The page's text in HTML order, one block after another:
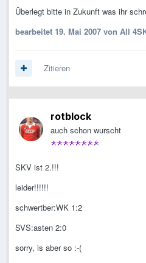
Überlegt bitte in Zukunft was ihr
bearbeitet 19. Mai 2007 von All
Zitieren
rotblock
auch schon wurscht
SKV ist 2.!!!
leider!!!!!!
schwertber:WK 1:2
SVS:asten 2:0
sorry, is aber so :-(